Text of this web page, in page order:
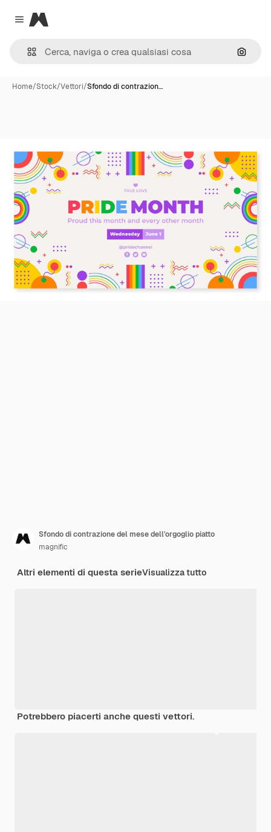
Close menu
Magnific
Cerca
Home/Stock/Vettori/Sfondo di contrazion…
Sfondo di contrazione del mese dell'orgoglio piatto
magnific
Altri elementi di questa serieVisualizza tutto
Potrebbero piacerti anche questi vettori.